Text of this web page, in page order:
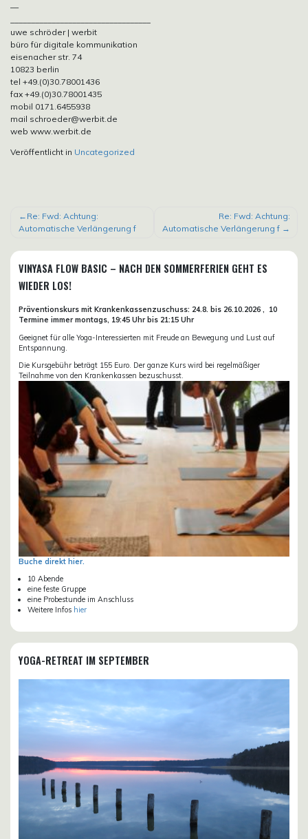
—
uwe schröder | werbit
büro für digitale kommunikation
eisenacher str. 74
10823 berlin
tel +49.(0)30.78001436
fax +49.(0)30.78001435
mobil 0171.6455938
mail schroeder@werbit.de
web www.werbit.de
Veröffentlicht in Uncategorized
BEITRAGSNAVIGATION
Re: Fwd: Achtung:
Automatische Verlängerung f
Re: Fwd: Achtung:
Automatische Verlängerung f
VINYASA FLOW BASIC – NACH DEN SOMMERFERIEN GEHT ES
WIEDER LOS!
Präventionskurs mit Krankenkassenzuschuss: 24.8. bis 26.10.2026 , 10
Termine immer montags, 19:45 Uhr bis 21:15 Uhr
Geeignet für alle Yoga-Interessierten mit Freude an Bewegung und Lust auf
Entspannung.
Die Kursgebühr beträgt 155 Euro. Der ganze Kurs wird bei regelmäßiger
Teilnahme von den Krankenkassen bezuschusst.
Buche direkt hier.
10 Abende
eine feste Gruppe
eine Probestunde im Anschluss
Weitere Infos hier
YOGA-RETREAT IM SEPTEMBER